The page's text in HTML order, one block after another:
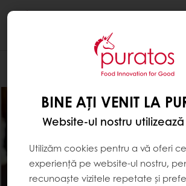
BINE AȚI VENIT LA
Website-ul nostru
Utilizăm cookies pentru a vă oferi
experiență pe website-ul nostru,
recunoaște vizitele repetate și